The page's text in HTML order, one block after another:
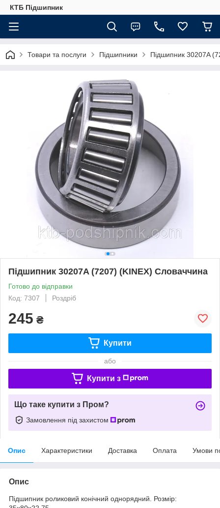
КТБ Підшипник
Товари та послуги Підшипники Підшипник 30207A
Підшипник 30207A (7207) (KINEX) Словаччина
Готово до відправки
Код: 7307
Роздріб
245 ₴
Купити
або
Купити з
Що таке купити з Пром?
Замовлення під захистом
Опис Характеристики Доставка Оплата Умови
Опис
Підшипник роликовий конічний однорядний. Розмір: